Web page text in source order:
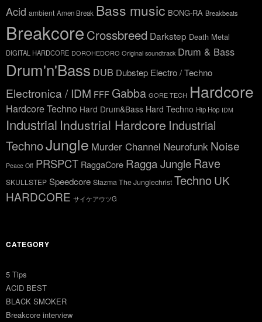
Acid ambient Amen Break Bass music BONG-RA Breakbeats
Breakcore Crossbreed Darkstep Death Metal
DIGITAL HARDCORE DOROHEDORO Original soundtrack Drum & Bass
Drum'n'Bass DUB Dubstep Electro / Techno
Electronica / IDM FFF Gabba GORE TECH Hardcore
Hardcore Techno Hard Drum&Bass Hard Techno Hip Hop IDM
Industrial Industrial Hardcore Industrial
TechnoJungle Murder Channel Neurofunk Noise
Peace Off PRSPCT RaggaCore Ragga JungleRave
SKULLSTEP Speedcore Stazma The Junglechrist TechnoUK
HARDCORE サイケアウツG
CATEGORY
5 Tips
ACID BEST
BLACK SMOKER
Breakcore interview